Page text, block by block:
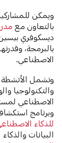
ويمكن
بالتعاون مع مدرسة
ديسكوفري
بالبرمجة،
الاصطناعي.
وتشمل الأنشطة
والتكنولوجيا
الاصطناعي
وبرنامج
للذكاء الاصطناعي
البيانات